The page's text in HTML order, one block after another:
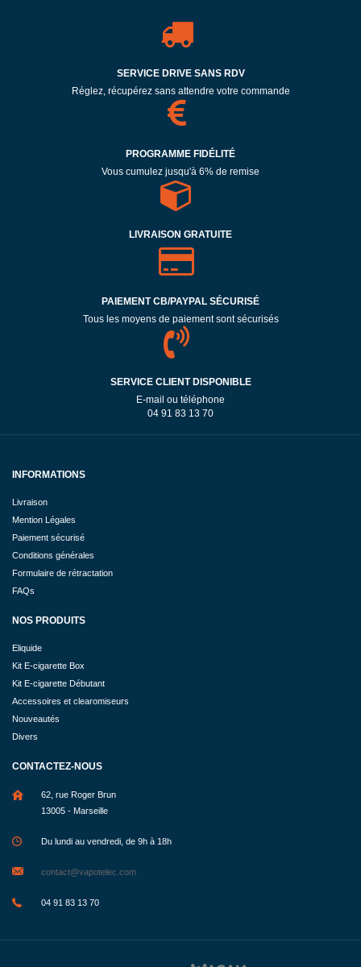
SERVICE DRIVE SANS RDV
Réglez, récupérez sans attendre votre commande
PROGRAMME FIDÉLITÉ
Vous cumulez jusqu'à 6% de remise
LIVRAISON GRATUITE
PAIEMENT CB/PAYPAL SÉCURISÉ
Tous les moyens de paiement sont sécurisés
SERVICE CLIENT DISPONIBLE
E-mail ou téléphone
04 91 83 13 70
INFORMATIONS
Livraison
Mention Légales
Paiement sécurisé
Conditions générales
Formulaire de rétractation
FAQs
NOS PRODUITS
Eliquide
Kit E-cigarette Box
Kit E-cigarette Débutant
Accessoires et clearomiseurs
Nouveautés
Divers
CONTACTEZ-NOUS
62, rue Roger Brun
13005 - Marseille
Du lundi au vendredi, de 9h à 18h
contact@vapotelec.com
04 91 83 13 70